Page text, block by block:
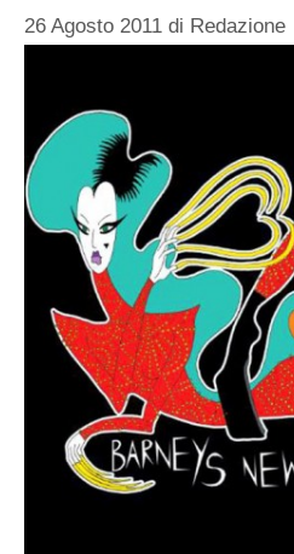
26 Agosto 2011 di Redazione